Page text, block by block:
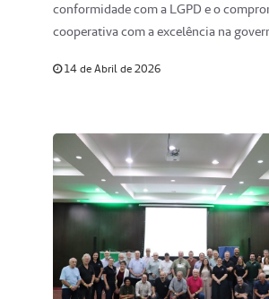
conformidade com a LGPD e o
cooperativa com a excelência na
14 de Abril de 2026